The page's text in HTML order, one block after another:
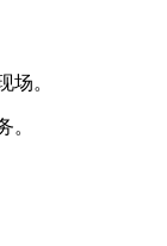
场。
。